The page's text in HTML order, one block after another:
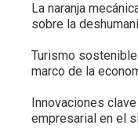
La naranja
sobre la
Turismo sostenible
marco de la
Innovaciones
empresarial en el